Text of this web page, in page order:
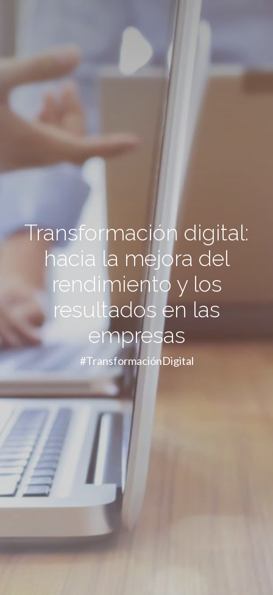
Transformación digital:
hacia la mejora del
rendimiento y los
resultados en las
empresas
#TransformaciónDigital